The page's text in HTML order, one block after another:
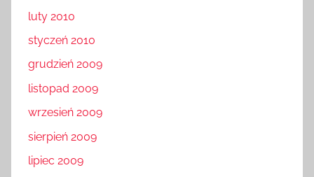
luty 2010
styczeń 2010
grudzień 2009
listopad 2009
wrzesień 2009
sierpień 2009
lipiec 2009